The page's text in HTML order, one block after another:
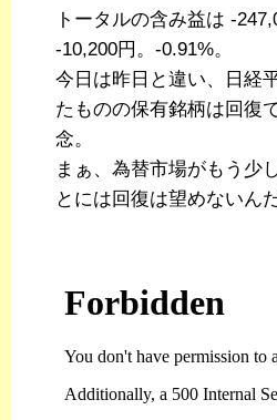
トータルの含み益は -
-10,200円。-0.91%。
今日は昨日と違い、日経
たものの保有銘柄は回復
念。
まぁ、為替市場がもう少
とには回復は望めないん